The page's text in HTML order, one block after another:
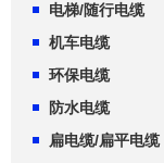
电梯/随行电缆
机车电缆
环保电缆
防水电缆
扁电缆/扁平电缆